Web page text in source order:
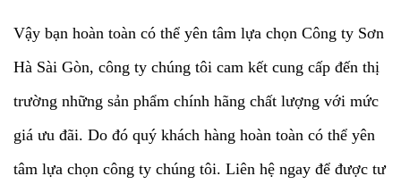
Vậy bạn hoàn toàn có thể yên tâm lựa chọn Công ty Sơn
Hà Sài Gòn, công ty chúng tôi cam kết cung cấp đến thị
trường những sản phẩm chính hãng chất lượng với mức
giá ưu đãi. Do đó quý khách hàng hoàn toàn có thể yên
tâm lựa chọn công ty chúng tôi. Liên hệ ngay để được tư